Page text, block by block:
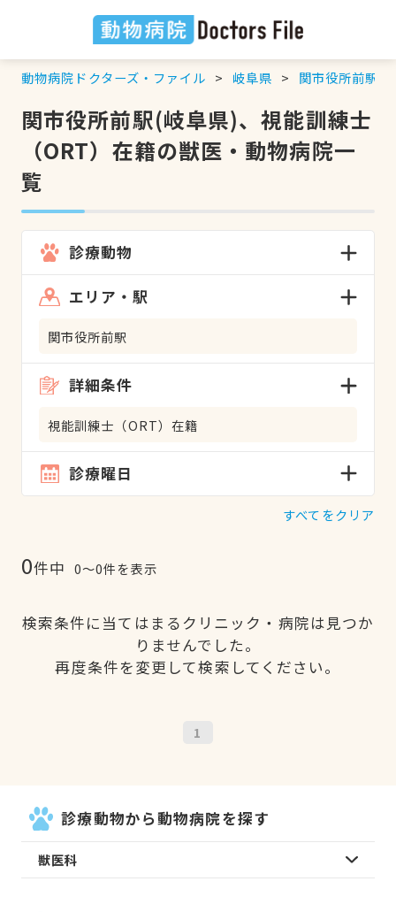
動物病院ドクターズ・ファイル 岐阜県 関市役所前駅
関市役所前駅(岐阜県)、視能訓練士
（ORT）在籍の獣医・動物病院一
覧
診療動物
エリア・駅
関市役所前駅
詳細条件
視能訓練士（ORT）在籍
診療曜日
すべてをクリア
0件中 0〜0件を表示
検索条件に当てはまるクリニック・病院は見つか
りませんでした。
再度条件を変更して検索してください。
1
診療動物から動物病院を探す
獣医科